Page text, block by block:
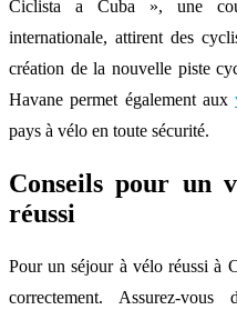
Ciclista a Cuba », une
internationale, attirent des
création de la nouvelle piste
Havane permet également aux
pays à vélo en toute sécurité.
Conseils pour un
réussi
Pour un séjour à vélo réussi à
correctement. Assurez-vous